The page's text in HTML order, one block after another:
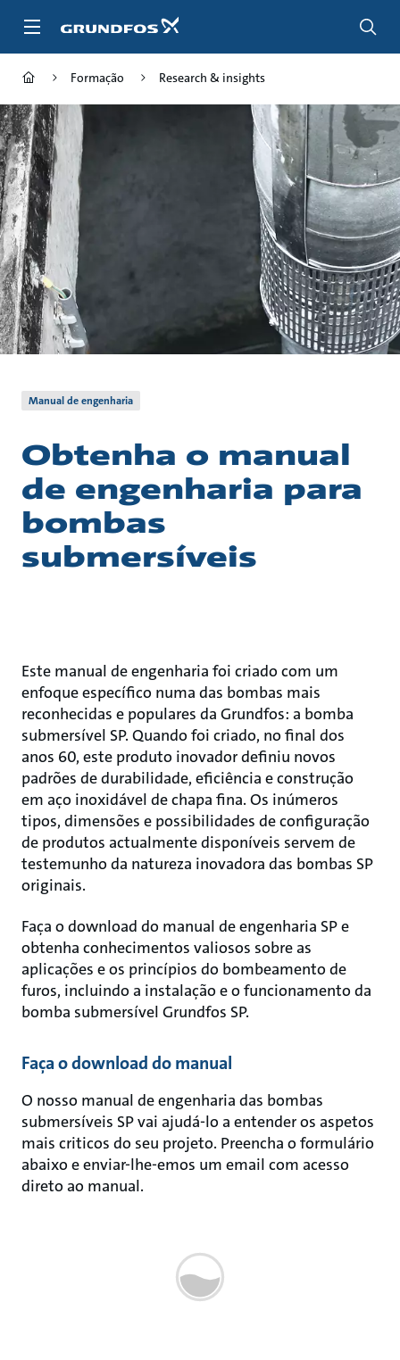
para
Formação Research & insights
Manual de engenharia
Obtenha o manual
de engenharia para
bombas
submersíveis
Este manual de engenharia foi criado com um
enfoque específico numa das bombas mais
reconhecidas e populares da Grundfos: a bomba
submersível SP. Quando foi criado, no final dos
anos 60, este produto inovador definiu novos
padrões de durabilidade, eficiência e construção
em aço inoxidável de chapa fina. Os inúmeros
tipos, dimensões e possibilidades de configuração
de produtos actualmente disponíveis servem de
testemunho da natureza inovadora das bombas SP
originais.
Faça o download do manual de engenharia SP e
obtenha conhecimentos valiosos sobre as
aplicações e os princípios do bombeamento de
furos, incluindo a instalação e o funcionamento da
bomba submersível Grundfos SP.
Faça o download do manual
O nosso manual de engenharia das bombas
submersíveis SP vai ajudá-lo a entender os aspetos
mais criticos do seu projeto. Preencha o formulário
abaixo e enviar-lhe-emos um email com acesso
direto ao manual.